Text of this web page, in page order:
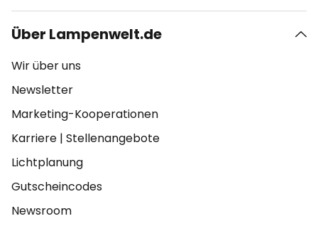
Über Lampenwelt.de
Wir über uns
Newsletter
Marketing-Kooperationen
Karriere | Stellenangebote
Lichtplanung
Gutscheincodes
Newsroom